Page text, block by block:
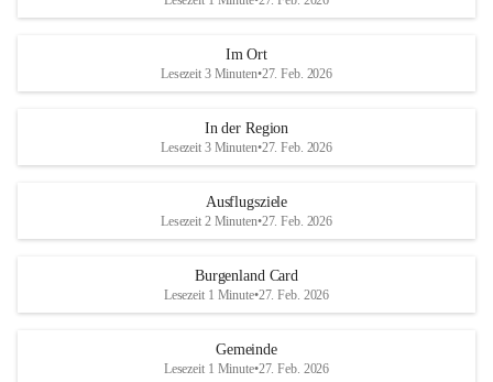
Im Ort
Lesezeit 3 Minuten•27. Feb. 2026
In der Region
Lesezeit 3 Minuten•27. Feb. 2026
Ausflugsziele
Lesezeit 2 Minuten•27. Feb. 2026
Burgenland Card
Lesezeit 1 Minute•27. Feb. 2026
Gemeinde
Lesezeit 1 Minute•27. Feb. 2026